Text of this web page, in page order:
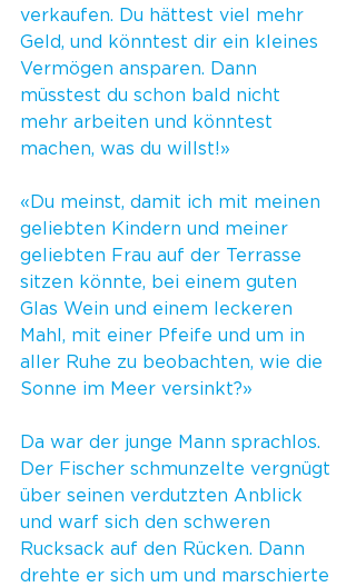
verkaufen. Du hättest viel mehr
Geld, und könntest dir ein kleines
Vermögen ansparen. Dann
müsstest du schon bald nicht
mehr arbeiten und könntest
machen, was du willst!»
«Du meinst, damit ich mit meinen
geliebten Kindern und meiner
geliebten Frau auf der Terrasse
sitzen könnte, bei einem guten
Glas Wein und einem leckeren
Mahl, mit einer Pfeife und um in
aller Ruhe zu beobachten, wie die
Sonne im Meer versinkt?»
Da war der junge Mann sprachlos.
Der Fischer schmunzelte vergnügt
über seinen verdutzten Anblick
und warf sich den schweren
Rucksack auf den Rücken. Dann
drehte er sich um und marschierte